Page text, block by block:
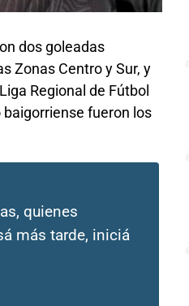
dos goleadas
Zonas Centro y Sur, y
Regional de Fútbol
baigorriense fueron los
quienes
más tarde, iniciá